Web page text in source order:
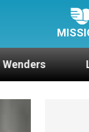
Lunedì 4